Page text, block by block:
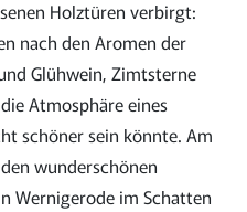
Holztüren verbirgt:
nach den Aromen der
Glühwein, Zimtsterne
Atmosphäre eines
schöner sein könnte. Am
wunderschönen
Wernigerode im Schatten